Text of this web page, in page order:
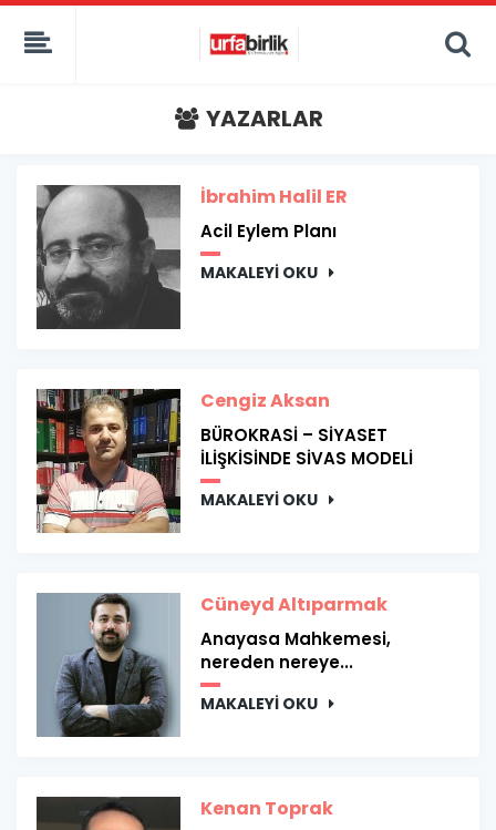
YAZARLAR
İbrahim Halil ER
Acil Eylem Planı
MAKALEYİ OKU
Cengiz Aksan
BÜROKRASİ – SİYASET
İLİŞKİSİNDE SİVAS MODELİ
MAKALEYİ OKU
Cüneyd Altıparmak
Anayasa Mahkemesi,
nereden nereye...
MAKALEYİ OKU
Kenan Toprak